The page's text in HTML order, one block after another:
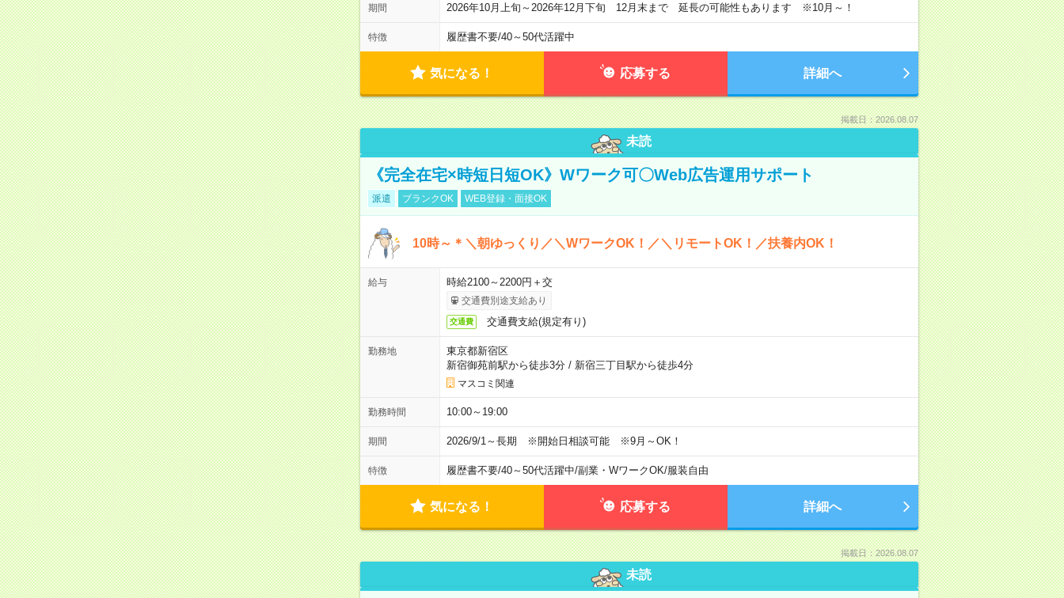
期間 2026年10月上旬～2026年12月下旬 12月末まで 延長の可能性もあります ※10月～！
特徴 履歴書不要/40～50代活躍中
気になる！ 応募する 詳細へ
掲載日：2026.08.07
未読
《完全在宅×時短日短OK》Wワーク可〇Web広告運用サポート
派遣 ブランクOK WEB登録・面接OK
10時～＊＼朝ゆっくり／＼WワークOK！／＼リモートOK！／扶養内OK！
給与 時給2100～2200円＋交
交通費別途支給あり
交通費 交通費支給(規定有り)
勤務地
東京都新宿区
新宿御苑前駅から徒歩3分/ 新宿三丁目駅から徒歩4分
マスコミ関連
勤務時間 10:00～19:00
期間 2026/9/1～長期 ※開始日相談可能 ※9月～OK！
特徴 履歴書不要/40～50代活躍中/副業・WワークOK/服装自由
気になる！ 応募する 詳細へ
掲載日：2026.08.07
未読